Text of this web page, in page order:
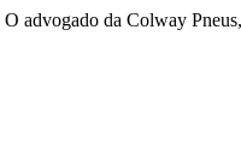
advogado da Colway